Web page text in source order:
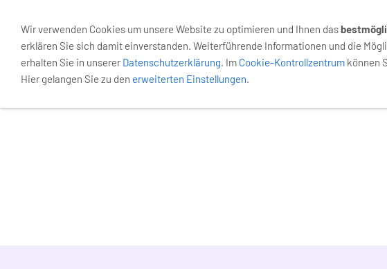
Wir verwenden Cookies um unsere Website zu optimieren und Ihnen das
erklären Sie sich damit einverstanden. Weiterführende Informationen und die
erhalten Sie in unserer Datenschutzerklärung. Im Cookie-Kontrollzentrum können
Hier gelangen Sie zu den erweiterten Einstellungen.